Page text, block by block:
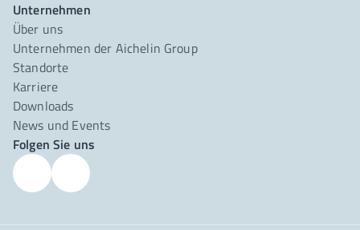
Unternehmen
Über uns
Unternehmen der Aichelin Group
Standorte
Karriere
Downloads
News und Events
Folgen Sie uns